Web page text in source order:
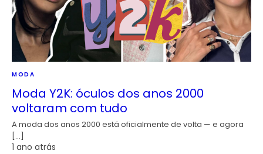
MODA
Moda Y2K: óculos dos anos 2000
voltaram com tudo
A moda dos anos 2000 está oficialmente de volta — e agora
[…]
1 ano atrás